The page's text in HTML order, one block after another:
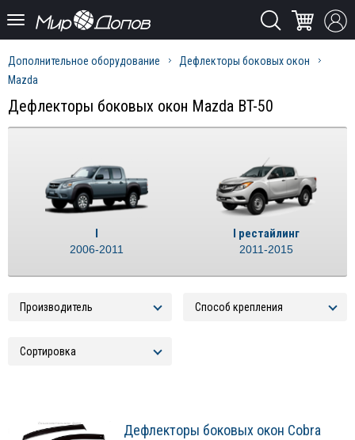
Дополнительное оборудование
Дефлекторы боковых окон
Mazda
Дефлекторы боковых окон Mazda BT-50
I
2006-2011
I рестайлинг
2011-2015
Дефлекторы боковых окон Cobra